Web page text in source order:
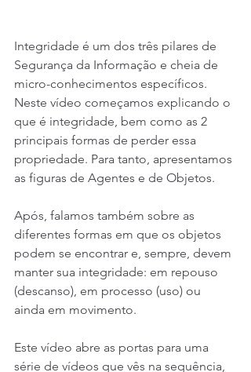
Integridade é um dos três pilares de
Segurança da Informação e cheia de
micro-conhecimentos específicos.
Neste vídeo começamos explicando o
que é integridade, bem como as 2
principais formas de perder essa
propriedade. Para tanto, apresentamos
as figuras de Agentes e de Objetos.
Após, falamos também sobre as
diferentes formas em que os objetos
podem se encontrar e, sempre, devem
manter sua integridade: em repouso
(descanso), em processo (uso) ou
ainda em movimento.
Este vídeo abre as portas para uma
série de vídeos que vês na sequência,